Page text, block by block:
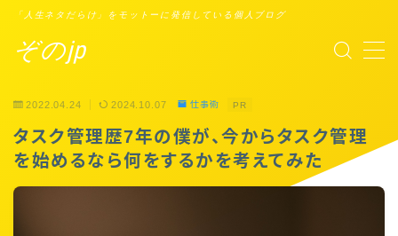
ぞのjp
「人生ネタだらけ」をモットーに発信している個人ブログ
MENU
Points of You
2022.04.24 2024.10.07 仕事術 PR
タスク管理歴7年の僕が、今からタスク管理
を始めるなら何をするかを考えてみた